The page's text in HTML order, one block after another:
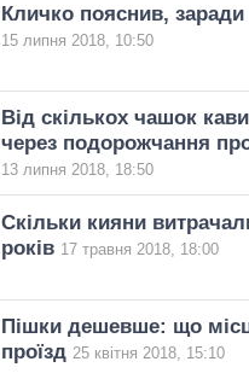
Кличко пояснив, заради
15 липня 2018, 10:50
Від скількох чашок
через подорожчання
13 липня 2018, 18:50
Скільки кияни
років 17 травня 2018, 18:00
Пішки дешевше: що
проїзд 25 квітня 2018, 15:10